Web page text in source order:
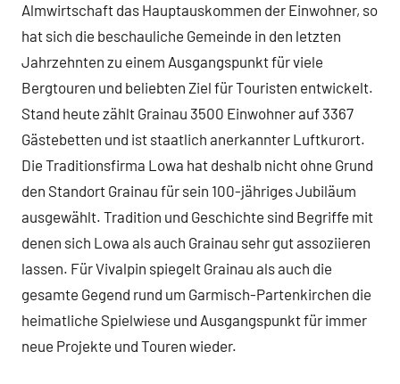
Almwirtschaft das Hauptauskommen der Einwohner, so
hat sich die beschauliche Gemeinde in den letzten
Jahrzehnten zu einem Ausgangspunkt für viele
Bergtouren und beliebten Ziel für Touristen entwickelt.
Stand heute zählt Grainau 3500 Einwohner auf 3367
Gästebetten und ist staatlich anerkannter Luftkurort.
Die Traditionsfirma Lowa hat deshalb nicht ohne Grund
den Standort Grainau für sein 100-jähriges Jubiläum
ausgewählt. Tradition und Geschichte sind Begriffe mit
denen sich Lowa als auch Grainau sehr gut assoziieren
lassen. Für Vivalpin spiegelt Grainau als auch die
gesamte Gegend rund um Garmisch-Partenkirchen die
heimatliche Spielwiese und Ausgangspunkt für immer
neue Projekte und Touren wieder.